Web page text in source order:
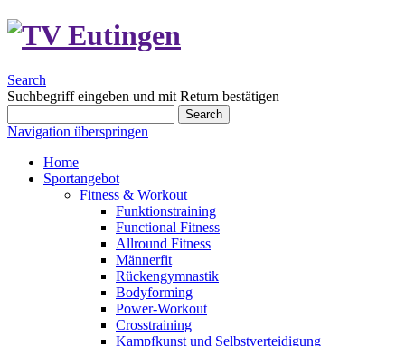
Search
Suchbegriff eingeben und mit Return bestätigen
Search
Navigation überspringen
Home
Sportangebot
Fitness & Workout
Funktionstraining
Functional Fitness
Allround Fitness
Männerfit
Rückengymnastik
Bodyforming
Power-Workout
Crosstraining
Kampfkunst und Selbstverteidigung